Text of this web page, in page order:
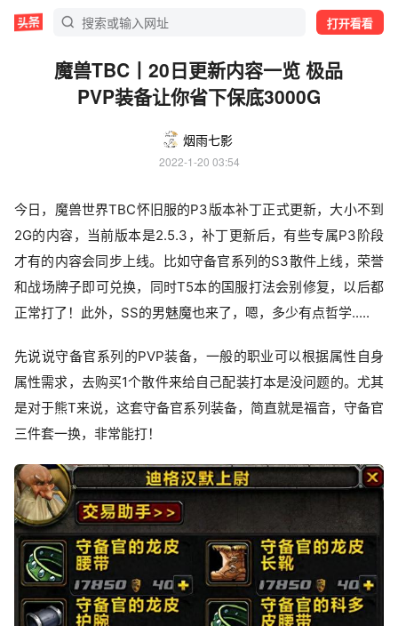
打开看看
魔兽TBC丨20日更新内容一览 极品
PVP装备让你省下保底3000G
烟雨七影
2022-1-20 03:54
今日，魔兽世界TBC怀旧服的P3版本补丁正式更新，大小不到
2G的内容，当前版本是2.5.3，补丁更新后，有些专属P3阶段
才有的内容会同步上线。比如守备官系列的S3散件上线，荣誉
和战场牌子即可兑换，同时T5本的国服打法会别修复，以后都
正常打了！此外，SS的男魅魔也来了，嗯，多少有点哲学.....
先说说守备官系列的PVP装备，一般的职业可以根据属性自身
属性需求，去购买1个散件来给自己配装打本是没问题的。尤其
是对于熊T来说，这套守备官系列装备，简直就是福音，守备官
三件套一换，非常能打！